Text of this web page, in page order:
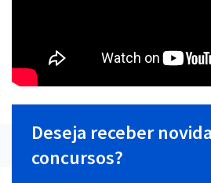
Deseja receber
concursos?